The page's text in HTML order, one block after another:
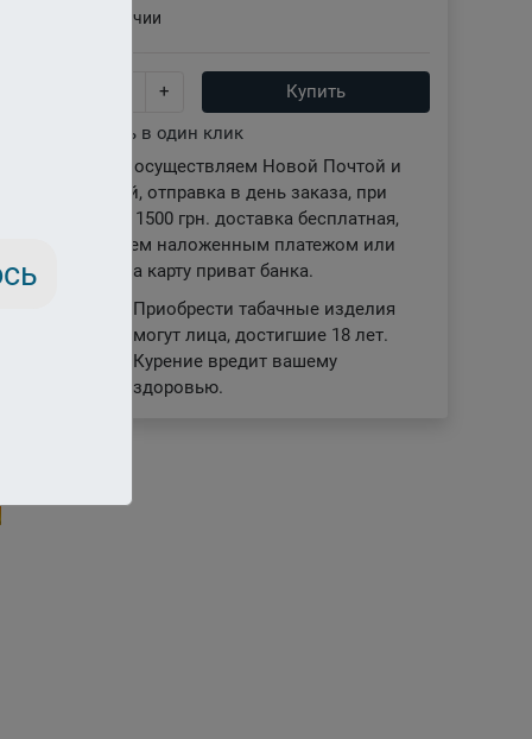
Нет в наличии
+
Купить
Купить в один клик
Доставку осуществляем Новой Почтой и
Укрпочтой, отправка в день заказа, при
заказе от 1500 грн. доставка бесплатная,
отправляем наложенным платежом или
отплата на карту приват банка.
Приобрести табачные изделия
могут лица, достигшие 18 лет.
Курение вредит вашему
здоровью.